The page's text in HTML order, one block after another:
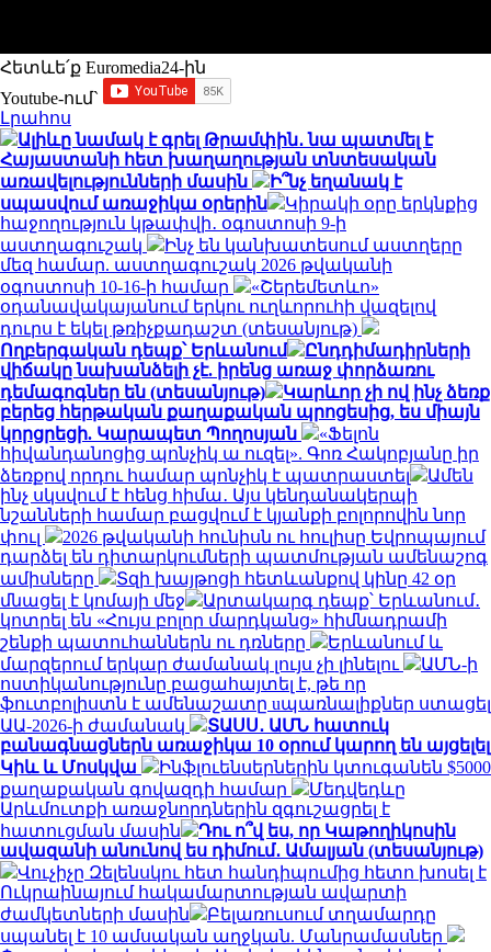
Հետևե՛ք Euromedia24-ին
Youtube-ում`
Լրահոս
Ալիևը նամակ է գրել Թրամփին․ նա պատմել է
Հայաստանի հետ խաղաղության տնտեսական
առավելությունների մասին
Ի՞նչ եղանակ է
սպասվում առաջիկա օրերին
Կիրակի օրը երկնքից
հաջողություն կթափվի․ օգոստոսի 9-ի
աստղագուշակ
Ինչ են կանխատեսում աստղերը
մեզ համար. աստղագուշակ 2026 թվականի
օգոստոսի 10-16-ի համար
«Շերեմետևո»
օդանավակայանում երկու ուղևորուհի վազելով
դուրս է եկել թռիչքադաշտ (տեսանյութ)
Ողբերգական դեպք՝ Երևանում
Ընդդիմադիրների
վիճակը նախանձելի չէ. իրենց առաջ փորձառու
դեմագոգներ են (տեսանյութ)
Կարևոր չի ով ինչ ձեռք
բերեց հերթական քաղաքական պրոցեսից, ես միայն
կորցրեցի. Կարապետ Պողոսյան
«Ֆելոն
հիվանդանոցից պոնչիկ ա ուզել». Գոռ Հակոբյանը իր
ձեռքով որդու համար պոնչիկ է պատրաստել
Ամեն
ինչ սկսվում է հենց հիմա․ Այս կենդանակերպի
նշանների համար բացվում է կյանքի բոլորովին նոր
փուլ
2026 թվականի հունիսն ու հուլիսը Եվրոպայում
դարձել են դիտարկումների պատմության ամենաշոգ
ամիսները
Տզի խայթոցի հետևանքով կինը 42 օր
մնացել է կոմայի մեջ
Արտակարգ դեպք՝ Երևանում․
կոտրել են «Հույս բոլոր մարդկանց» հիմնադրամի
շենքի պատուհաններն ու դռները
Երևանում և
մարզերում երկար ժամանակ լույս չի լինելու
ԱՄՆ-ի
ոստիկանությունը բացահայտել է, թե որ
ֆուտբոլիստն է ամենաշատը uպառնալիքներ ստացել
ԱԱ-2026-ի ժամանակ
ՏԱՍՍ․ ԱՄՆ հատուկ
բանագնացներն առաջիկա 10 օրում կարող են այցելել
Կիև և Մոսկվա
Ինֆլուենսերներին կտուգանեն $5000
քաղաքական գովազդի համար
Մեդվեդևը
Արևմուտքի առաջնորդներին զգուշացրել է
հատուցման մասին
Դու ո՞վ ես, որ Կաթողիկոսին
ավազանի անունով ես դիմում․ Ամալյան (տեսանյութ)
Վուչիչը Զելենսկու հետ հանդիպումից հետո խոսել է
Ուկրաինայում հակամարտության ավարտի
ժամկետների մասին
Բելառուսում տղամարդը
սպանել է 10 ամսական աղջկան. Մանրամասներ